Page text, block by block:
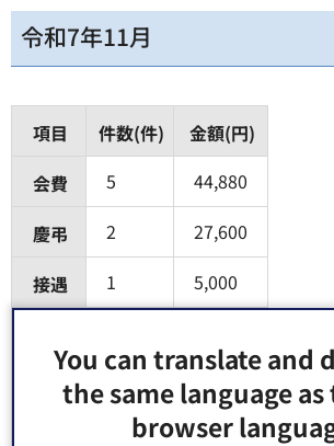
You can translate and
the same language
browser
令和7年11月
項目 件数(件)
金額(円)
会費
5
44,880
慶弔
2
27,600
接遇
1
5,000
賛助